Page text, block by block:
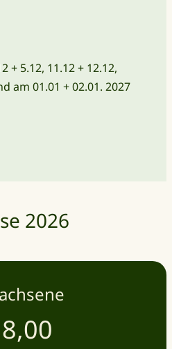
+ 5.12, 11.12 + 12.12,
am 01.01 + 02.01. 2027
2026